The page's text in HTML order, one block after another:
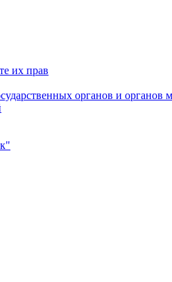
их прав
органов и